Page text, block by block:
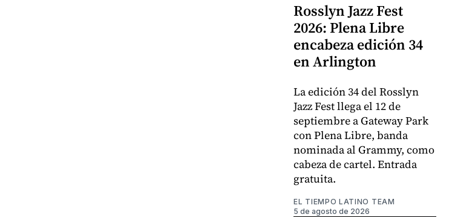
Rosslyn Jazz Fest
2026: Plena Libre
encabeza edición 34
en Arlington
La edición 34 del Rosslyn
Jazz Fest llega el 12 de
septiembre a Gateway Park
con Plena Libre, banda
nominada al Grammy, como
cabeza de cartel. Entrada
gratuita.
EL TIEMPO LATINO TEAM
5 de agosto de 2026